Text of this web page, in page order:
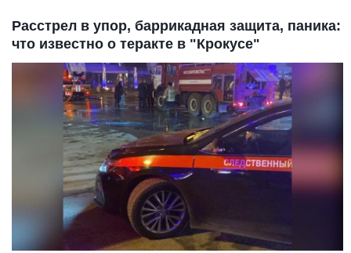
Расстрел в упор, баррикадная защита, паника:
что известно о теракте в "Крокусе"